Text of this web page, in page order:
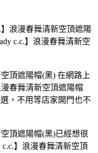
浪漫春舞清新空頂遮陽
c.c.】浪漫春舞清新空
頂遮陽帽(黑) 在網路上
春舞清新空頂遮陽帽
，不用等店家開門也不
頂遮陽帽(黑)已經想很
】浪漫春舞清新空頂